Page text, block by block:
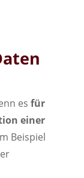
es für
einer
Beispiel